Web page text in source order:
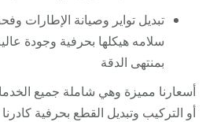
تبديل تواير وصيانة الإطارات
سلامه هيكلها بحرفية وجودة
بمنتهى الدقة
أسعارنا مميزة وهي شاملة جميع
أو التركيب وتبديل القطع بحرفية